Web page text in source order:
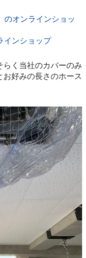
オンラインショッ
インショップ
く当社のカバーのみ
好みの長さのホース